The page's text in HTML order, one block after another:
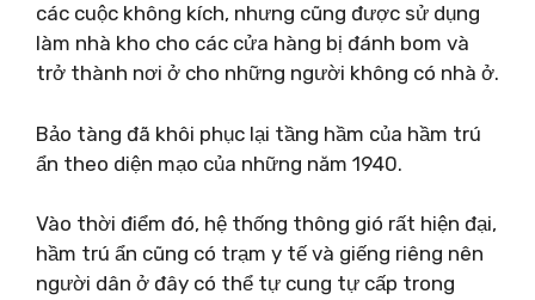
các cuộc không kích, nhưng cũng được sử dụng
làm nhà kho cho các cửa hàng bị đánh bom và
trở thành nơi ở cho những người không có nhà ở.
Bảo tàng đã khôi phục lại tầng hầm của hầm trú
ẩn theo diện mạo của những năm 1940.
Vào thời điểm đó, hệ thống thông gió rất hiện đại,
hầm trú ẩn cũng có trạm y tế và giếng riêng nên
người dân ở đây có thể tự cung tự cấp trong